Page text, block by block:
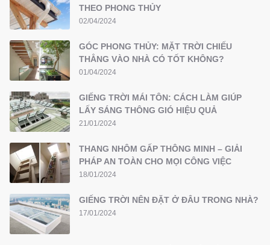
THEO PHONG THỦY
02/04/2024
GÓC PHONG THỦY: MẶT TRỜI CHIẾU
THẲNG VÀO NHÀ CÓ TỐT KHÔNG?
01/04/2024
GIẾNG TRỜI MÁI TÔN: CÁCH LÀM GIÚP
LẤY SÁNG THÔNG GIÓ HIỆU QUẢ
21/01/2024
THANG NHÔM GẤP THÔNG MINH – GIẢI
PHÁP AN TOÀN CHO MỌI CÔNG VIỆC
18/01/2024
GIẾNG TRỜI NÊN ĐẶT Ở ĐÂU TRONG NHÀ?
17/01/2024